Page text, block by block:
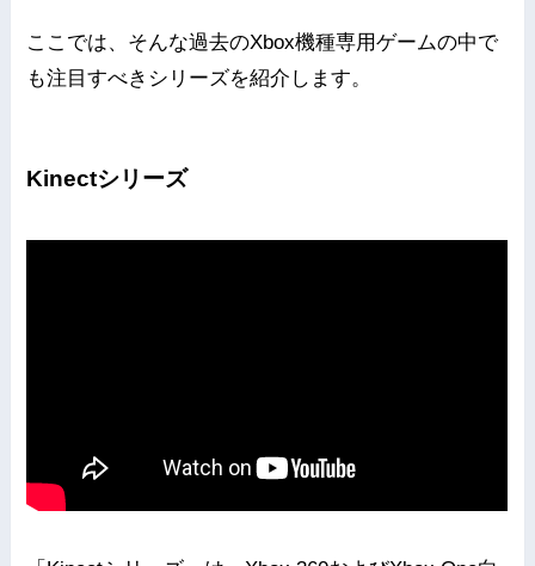
ここでは、そんな過去のXbox機種専用ゲームの中で
も注目すべきシリーズを紹介します。
Kinectシリーズ